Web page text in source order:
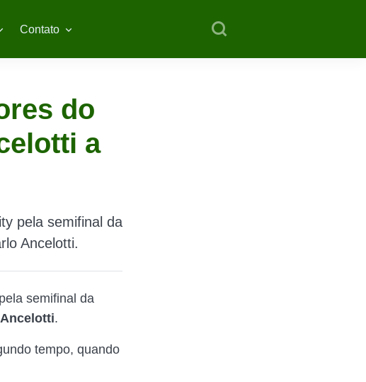
Contato
do
a
pela semifinal da
Ancelotti.
pela semifinal da
.
tempo, quando